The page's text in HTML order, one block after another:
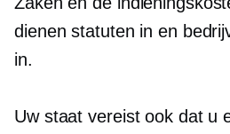
dienen statuten in en
in.
Uw staat vereist ook dat u